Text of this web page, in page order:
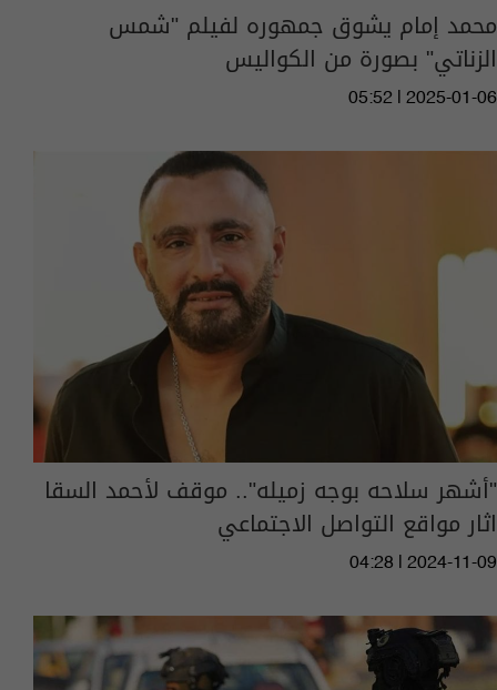
محمد إمام يشوق جمهوره لفيلم "شمس
الزناتي" بصورة من الكواليس
05:52 | 2025-01-06
"أشهر سلاحه بوجه زميله".. موقف لأحمد السقا
اثار مواقع التواصل الاجتماعي
04:28 | 2024-11-09